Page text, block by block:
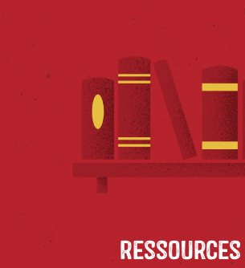
Ressources